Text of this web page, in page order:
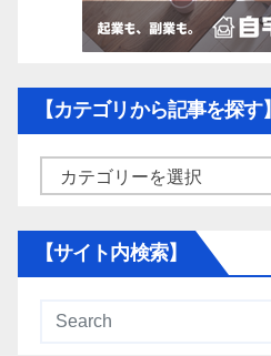
【カテゴリから記事を探す】
【カ
ゴ
【サイト内検索】